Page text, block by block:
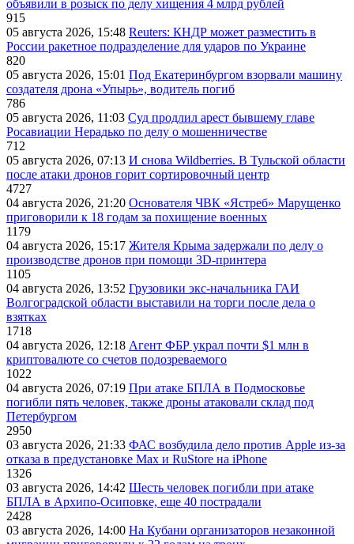
объявили в розыск по делу хищения 4 млрд рублей
915
05 августа 2026, 15:48 Reuters: КНДР может разместить в
России ракетное подразделение для ударов по Украине
820
05 августа 2026, 15:01 Под Екатеринбургом взорвали машину
создателя дрона «Упырь», водитель погиб
786
05 августа 2026, 11:03 Суд продлил арест бывшему главе
Росавиации Нерадько по делу о мошенничестве
712
05 августа 2026, 07:13 И снова Wildberries. В Тульской области
после атаки дронов горит сортировочный центр
4727
04 августа 2026, 21:20 Основателя ЧВК «Ястреб» Марущенко
приговорили к 18 годам за похищение военных
1179
04 августа 2026, 15:17 Жителя Крыма задержали по делу о
производстве дронов при помощи 3D‑принтера
1105
04 августа 2026, 13:52 Грузовики экс-начальника ГАИ
Волгоградской области выставили на торги после дела о
взятках
1718
04 августа 2026, 12:18 Агент ФБР украл почти $1 млн в
криптовалюте со счетов подозреваемого
1022
04 августа 2026, 07:19 При атаке БПЛА в Подмосковье
погибли пять человек, также дроны атаковали склад под
Петербургом
2950
03 августа 2026, 21:33 ФАС возбудила дело против Apple из-за
отказа в предустановке Max и RuStore на iPhone
1326
03 августа 2026, 14:42 Шесть человек погибли при атаке
БПЛА в Архипо-Осиповке, еще 40 пострадали
2428
03 августа 2026, 14:00 На Кубани организаторов незаконной